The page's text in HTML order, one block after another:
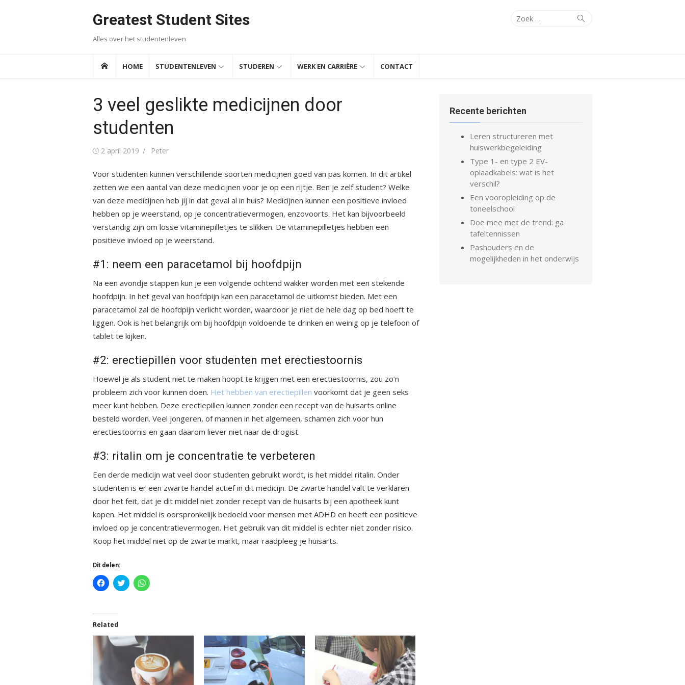
Greatest Student Sites
Alles over het studentenleven
Zoeken
Zoeken
HOME STUDENTENLEVEN STUDEREN WERK EN CARRIÈRE CONTACT
3 veel geslikte medicijnen door
studenten
Gepubliceerd
2 april 2019 Auteur
Peter
Voor studenten kunnen verschillende soorten medicijnen goed van pas komen. In dit artikel
zetten we een aantal van deze medicijnen voor je op een rijtje. Ben je zelf student? Welke
van deze medicijnen heb jij in dat geval al in huis? Medicijnen kunnen een positieve invloed
hebben op je weerstand, op je concentratievermogen, enzovoorts. Het kan bijvoorbeeld
verstandig zijn om losse vitaminepilletjes te slikken. De vitaminepilletjes hebben een
positieve invloed op je weerstand.
#1: neem een paracetamol bij hoofdpijn
Na een avondje stappen kun je een volgende ochtend wakker worden met een stekende
hoofdpijn. In het geval van hoofdpijn kan een paracetamol de uitkomst bieden. Met een
paracetamol zal de hoofdpijn verlicht worden, waardoor je niet de hele dag op bed hoeft te
liggen. Ook is het belangrijk om bij hoofdpijn voldoende te drinken en weinig op je telefoon of
tablet te kijken.
#2: erectiepillen voor studenten met erectiestoornis
Hoewel je als student niet te maken hoopt te krijgen met een erectiestoornis, zou zo’n
probleem zich voor kunnen doen. Het hebben van erectiepillen voorkomt dat je geen seks
meer kunt hebben. Deze erectiepillen kunnen zonder een recept van de huisarts online
besteld worden. Veel jongeren, of mannen in het algemeen, schamen zich voor hun
erectiestoornis en gaan daarom liever niet naar de drogist.
#3: ritalin om je concentratie te verbeteren
Een derde medicijn wat veel door studenten gebruikt wordt, is het middel ritalin. Onder
studenten is er een zwarte handel actief in dit medicijn. De zwarte handel valt te verklaren
door het feit, dat je dit middel niet zonder recept van de huisarts bij een apotheek kunt
kopen. Het middel is oorspronkelijk bedoeld voor mensen met ADHD en heeft een positieve
invloed op je concentratievermogen. Het gebruik van dit middel is echter niet zonder risico.
Koop het middel niet op de zwarte markt, maar raadpleeg je huisarts.
Dit delen:
Klik
om
Facebook
(Wordt
in
een
nieuw
venster
Klik
om
een
nieuw
venster
geopend)
Klik
om
een
nieuw
venster
geopend)
Related
Recente berichten
Leren structureren met
huiswerkbegeleiding
Type 1- en type 2 EV-
oplaadkabels: wat is het
verschil?
Een vooropleiding op de
toneelschool
Doe mee met de trend: ga
tafeltennissen
Pashouders en de
mogelijkheden in het onderwijs